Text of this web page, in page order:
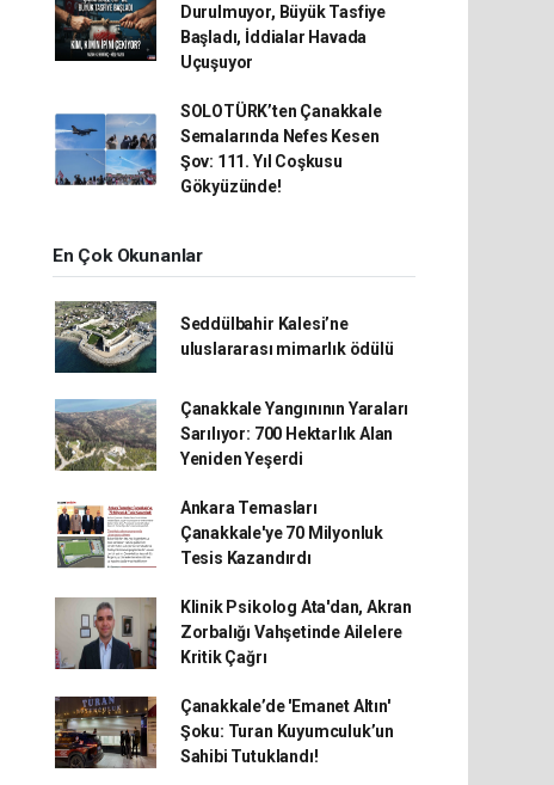
Durulmuyor, Büyük Tasfiye
Başladı, İddialar Havada
Uçuşuyor
SOLOTÜRK’ten Çanakkale
Semalarında Nefes Kesen
Şov: 111. Yıl Coşkusu
Gökyüzünde!
En Çok Okunanlar
Seddülbahir Kalesi’ne
uluslararası mimarlık ödülü
Çanakkale Yangınının Yaraları
Sarılıyor: 700 Hektarlık Alan
Yeniden Yeşerdi
Ankara Temasları
Çanakkale'ye 70 Milyonluk
Tesis Kazandırdı
Klinik Psikolog Ata'dan, Akran
Zorbalığı Vahşetinde Ailelere
Kritik Çağrı
Çanakkale’de 'Emanet Altın'
Şoku: Turan Kuyumculuk’un
Sahibi Tutuklandı!